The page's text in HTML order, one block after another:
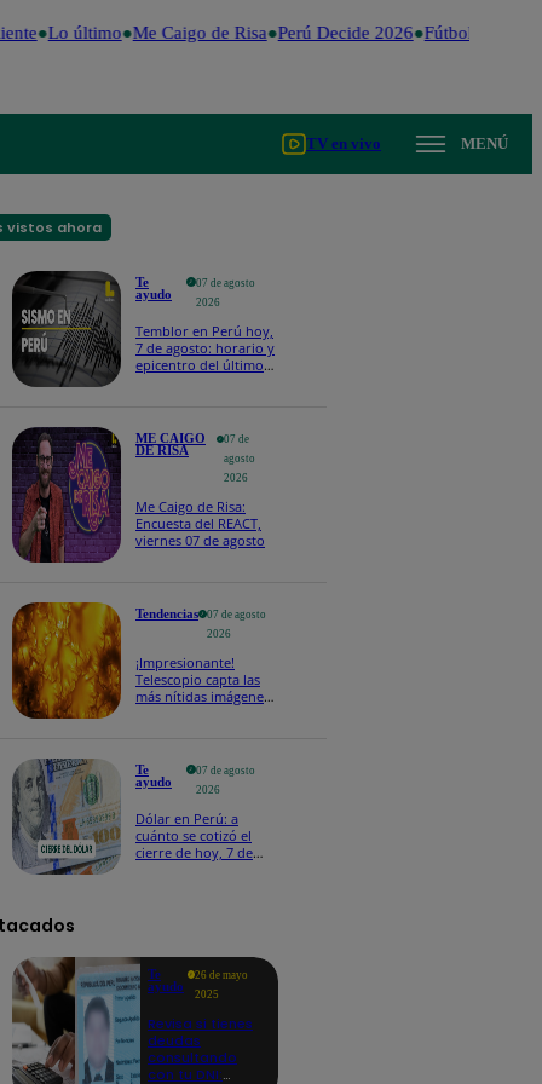
Lo último Me Caigo de Risa Perú Decide 2026 Fútbol peruano
TV en vivo MENÚ
vistos ahora
Te
ayudo
07 de agosto
2026
Temblor en Perú hoy,
7 de agosto: horario y
epicentro del último
ME CAIGO
DE RISA
07 de
agosto
2026
Me Caigo de Risa:
Encuesta del REACT,
viernes 07 de agosto
Tendencias
07 de agosto
2026
¡Impresionante!
Telescopio capta las
más nítidas imágenes
Te
ayudo
07 de agosto
2026
Dólar en Perú: a
cuánto se cotizó el
cierre de hoy, 7 de
Te
ayudo
26 de mayo
2025
Revisa si tienes
deudas
consultando
con tu DNI: